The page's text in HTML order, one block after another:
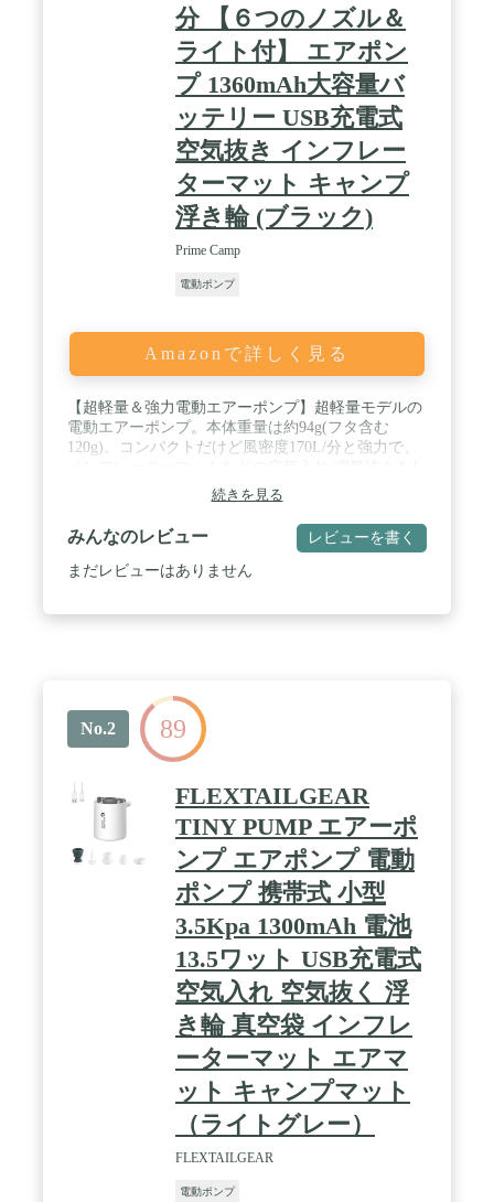
分 【６つのノズル＆
ライト付】 エアポン
プ 1360mAh大容量バ
ッテリー USB充電式
空気抜き インフレー
ターマット キャンプ
浮き輪 (ブラック)
Prime Camp
電動ポンプ
Amazonで詳しく見る
【超軽量＆強力電動エアーポンプ】超軽量モデルの
電動エアーポンプ。本体重量は約94g(フタ含む
120g)。コンパクトだけど風密度170L/分と強力で、
っかりサポートします。 キャンプ、アウトドアでこ
れがあれば準備が楽ちんです。 / 【6つのノズルで
様々な用途をカバー】 弊社オリジナルのエアーベッ
ド専用ノズルなど6つのノズルを用意。キャンプの
インフレーターマット、エアークッションはもちろ
最大明るさ410ルーメンなので、テント内のメイン
ランプとしても活躍できます。ランタンをわざわざ
持っていかなくていいのでキャンプの荷物も減らせ
て一石二鳥です。 / 【出納袋付きで持ち運び簡単】
エアーポンプ本体とノズルを入れる収納袋付き。ノ
ズルが多くても収納袋に入れて運べば散らかること
もなく楽ちんです。 / 【安心の180日保証と国内メ
ーカーによるサポート】保証期間は180日で故障や
不具合など交換対応致します(不適切なご使用方法
による故障は保証の対象外です)。また、日本人ス
タッフによるサポートなので何かご不明点などがあ
った際は安心してお問合せください。
続きを見る
みんなのレビュー レビューを書く
まだレビューはありません
No.2 89
FLEXTAILGEAR
TINY PUMP エアーポ
ンプ エアポンプ 電動
ポンプ 携帯式 小型
3.5Kpa 1300mAh 電池
13.5ワット USB充電式
空気入れ 空気抜く 浮
き輪 真空袋 インフレ
ーターマット エアマ
ット キャンプマット
（ライトグレー）
FLEXTAILGEAR
電動ポンプ